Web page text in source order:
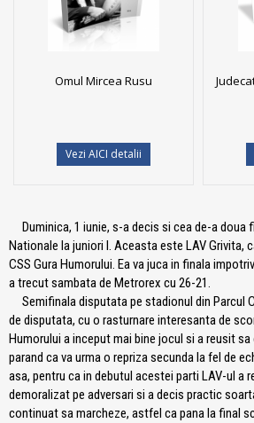
Omul Mircea Rusu
Vezi AICI detalii
Duminica, 1 iunie, s-a decis si cea de-a doua
Nationale la juniori I. Aceasta este LAV Grivita,
CSS Gura Humorului. Ea va juca in finala
a trecut sambata de Metrorex cu 26-21.
Semifinala disputata pe stadionul din Parcul
de disputata, cu o rasturnare interesanta de
Humorului a inceput mai bine jocul si a reusit
parand ca va urma o repriza secunda la fel de
asa, pentru ca in debutul acestei parti LAV-ul a
demoralizat pe adversari si a decis practic
continuat sa marcheze, astfel ca pana la final